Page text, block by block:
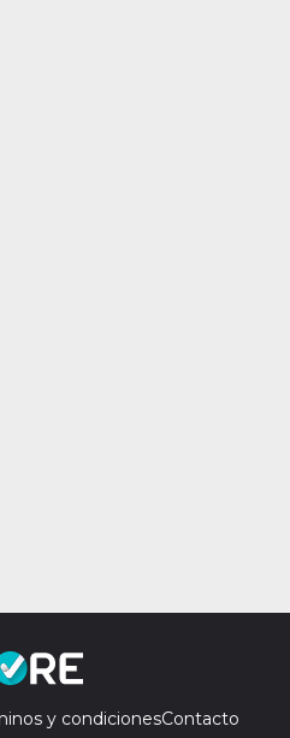
y condicionesContacto